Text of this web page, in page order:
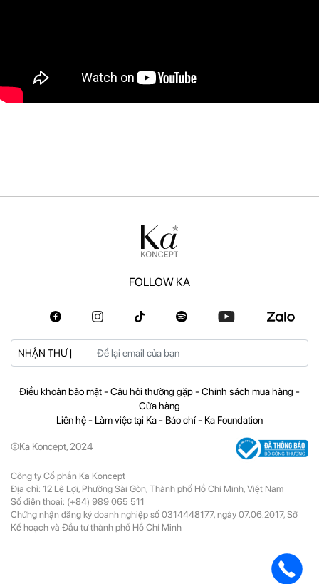
FOLLOW KA
NHẬN THƯ |
Điều khoản bảo mật-Câu hỏi thường gặp-Chính sách mua hàng -
Cửa hàng
Liên hệ- Làm việc tại Ka- Báo chí- Ka Foundation
©Ka Koncept, 2024
Công ty Cổ phần Ka Koncept
Địa chỉ: 12 Lê Lợi, Phường Sài Gòn, Thành phố Hồ Chí Minh, Việt Nam
Số điện thoại: (+84) 989 065 511
Chứng nhận đăng ký doanh nghiệp số 0314448177, ngày 07.06.2017, Sở
Kế hoạch và Đầu tư thành phố Hồ Chí Minh